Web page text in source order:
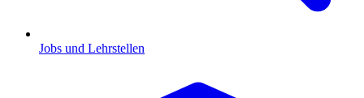
Jobs und Lehrstellen